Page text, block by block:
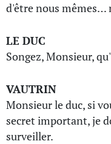
d'être nous mêmes…
LE DUC
Songez, Monsieur,
VAUTRIN
Monsieur le duc, si
secret important, je
surveiller.